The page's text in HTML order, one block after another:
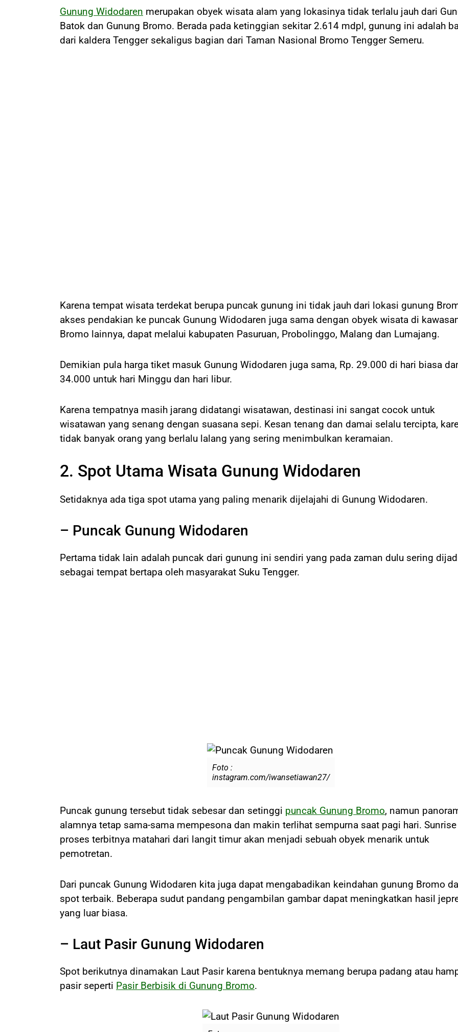
Gunung Widodaren merupakan obyek wisata alam yang lokasinya tidak terlalu jauh dari
Batok dan Gunung Bromo. Berada pada ketinggian sekitar 2.614 mdpl, gunung ini adalah
dari kaldera Tengger sekaligus bagian dari Taman Nasional Bromo Tengger Semeru.
Karena tempat wisata terdekat berupa puncak gunung ini tidak jauh dari lokasi gunung
akses pendakian ke puncak Gunung Widodaren juga sama dengan obyek wisata di
Bromo lainnya, dapat melalui kabupaten Pasuruan, Probolinggo, Malang dan Lumajang.
Demikian pula harga tiket masuk Gunung Widodaren juga sama, Rp. 29.000 di hari biasa
34.000 untuk hari Minggu dan hari libur.
Karena tempatnya masih jarang didatangi wisatawan, destinasi ini sangat cocok untuk
wisatawan yang senang dengan suasana sepi. Kesan tenang dan damai selalu tercipta,
tidak banyak orang yang berlalu lalang yang sering menimbulkan keramaian.
2. Spot Utama Wisata Gunung Widodaren
Setidaknya ada tiga spot utama yang paling menarik dijelajahi di Gunung Widodaren.
– Puncak Gunung Widodaren
Pertama tidak lain adalah puncak dari gunung ini sendiri yang pada zaman dulu sering
sebagai tempat bertapa oleh masyarakat Suku Tengger.
Foto :
instagram.com/iwansetiawan27/
Puncak gunung tersebut tidak sebesar dan setinggi puncak Gunung Bromo, namun
alamnya tetap sama-sama mempesona dan makin terlihat sempurna saat pagi hari.
proses terbitnya matahari dari langit timur akan menjadi sebuah obyek menarik untuk
pemotretan.
Dari puncak Gunung Widodaren kita juga dapat mengabadikan keindahan gunung Bromo
spot terbaik. Beberapa sudut pandang pengambilan gambar dapat meningkatkan hasil
yang luar biasa.
– Laut Pasir Gunung Widodaren
Spot berikutnya dinamakan Laut Pasir karena bentuknya memang berupa padang atau
pasir seperti Pasir Berbisik di Gunung Bromo.